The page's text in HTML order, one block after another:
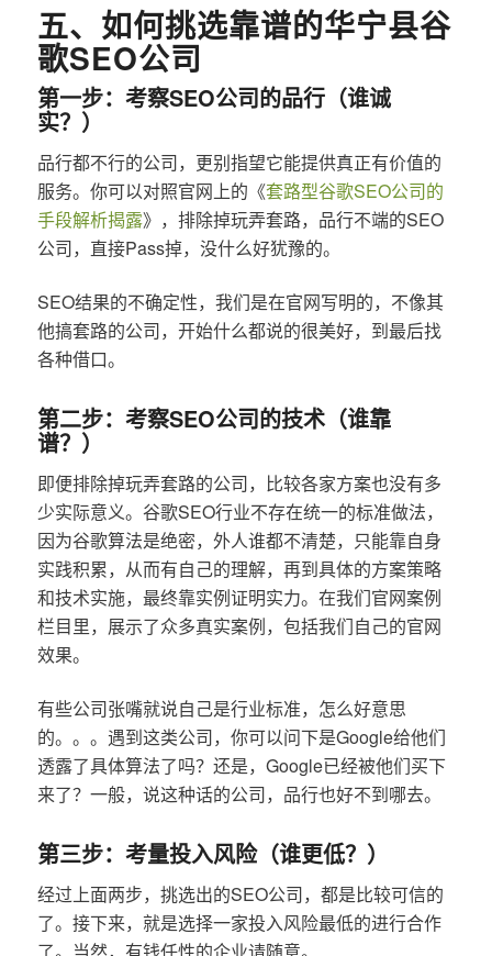
五、如何挑选靠谱的华宁县谷
歌SEO公司
第一步：考察SEO公司的品行（谁诚
实？）
品行都不行的公司，更别指望它能提供真正有价值的
服务。你可以对照官网上的《套路型谷歌SEO公司的
手段解析揭露》，排除掉玩弄套路，品行不端的SEO
公司，直接Pass掉，没什么好犹豫的。
SEO结果的不确定性，我们是在官网写明的，不像其
他搞套路的公司，开始什么都说的很美好，到最后找
各种借口。
第二步：考察SEO公司的技术（谁靠
谱？）
即便排除掉玩弄套路的公司，比较各家方案也没有多
少实际意义。谷歌SEO行业不存在统一的标准做法，
因为谷歌算法是绝密，外人谁都不清楚，只能靠自身
实践积累，从而有自己的理解，再到具体的方案策略
和技术实施，最终靠实例证明实力。在我们官网案例
栏目里，展示了众多真实案例，包括我们自己的官网
效果。
有些公司张嘴就说自己是行业标准，怎么好意思
的。。。遇到这类公司，你可以问下是Google给他们
透露了具体算法了吗？还是，Google已经被他们买下
来了？一般，说这种话的公司，品行也好不到哪去。
第三步：考量投入风险（谁更低？）
经过上面两步，挑选出的SEO公司，都是比较可信的
了。接下来，就是选择一家投入风险最低的进行合作